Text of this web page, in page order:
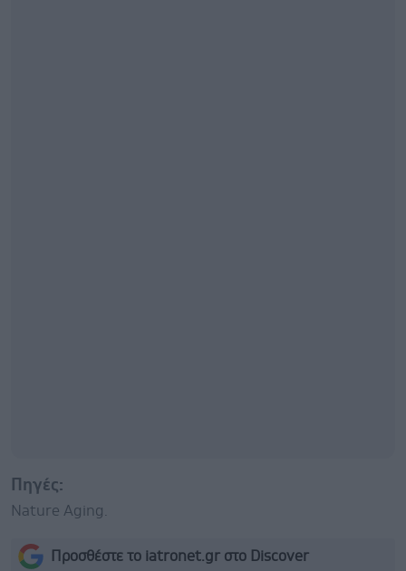
Πηγές:
Nature Aging.
Προσθέστε το iatronet.gr στο Discover